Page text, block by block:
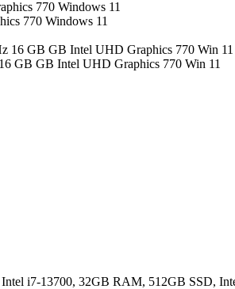
770 Windows 11
GB GB Intel UHD Graphics 770 Win 11
i7-13700, 32GB RAM, 512GB SSD,